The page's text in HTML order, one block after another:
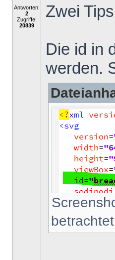
Antworten:
2
Zugriffe:
20839
Zwei
Die id in
werden.